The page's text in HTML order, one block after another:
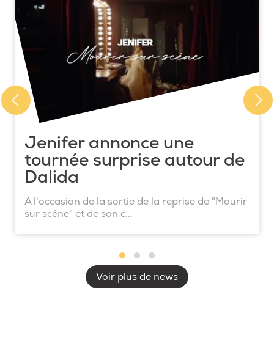
Jenifer annonce une
tournée surprise autour de
Dalida
A l'occasion de la sortie de la reprise de "Mourir
sur scène" et de son c...
Voir plus de news